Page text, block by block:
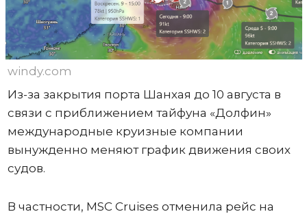
windy.com
Из-за закрытия порта Шанхая до 10 августа в
связи с приближением тайфуна «Долфин»
международные круизные компании
вынужденно меняют график движения своих
судов.
В частности, MSC Cruises отменила рейс на